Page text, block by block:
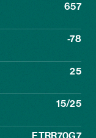
657
-78
25
15/25